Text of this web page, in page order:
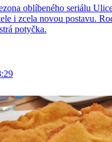
oblíbeného seriálu
i zcela novou postavu.
potyčka.